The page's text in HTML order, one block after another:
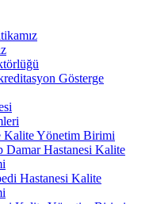
Gösterge
Kalite Yönetim Birimi
Damar Hastanesi Kalite
Hastanesi Kalite